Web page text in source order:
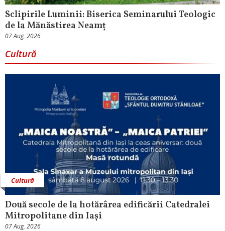
Sclipirile Luminii: Biserica Seminarului Teologic
de la Mănăstirea Neamț
07 Aug, 2026
Cultură
Cultură
Două secole de la hotărârea edificării Catedralei
Mitropolitane din Iași
07 Aug, 2026